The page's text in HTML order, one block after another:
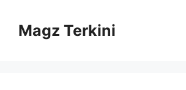
contentMagz Terkini